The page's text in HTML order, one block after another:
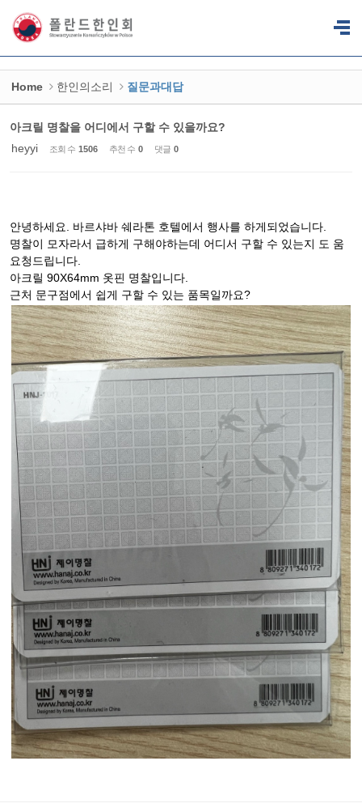
Home 한인의소리 질문과대답
아크릴 명찰을 어디에서 구할 수 있을까요?
heyyi
조회 수 1506 추천 수 0 댓글 0
안녕하세요. 바르샤바 쉐라톤 호텔에서 행사를 하게되었습니다.
명찰이 모자라서 급하게 구해야하는데 어디서 구할 수 있는지 도 움
요청드립니다.
아크릴 90X64mm 옷핀 명찰입니다.
근처 문구점에서 쉽게 구할 수 있는 품목일까요?